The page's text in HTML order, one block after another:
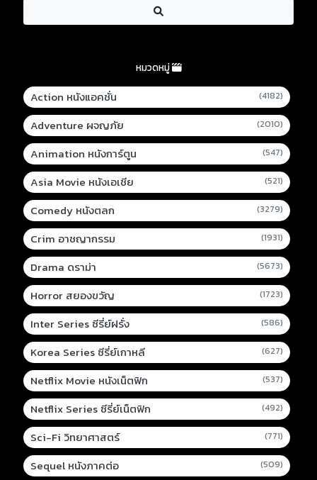
หมวดหมู่
Action หนังแอคชั่น (4182)
Adventure ผจญภัย (2010)
Animation หนังการ์ตูน (547)
Asia Movie หนังเอเชีย (521)
Comedy หนังตลก (3279)
Crim อาชญากรรม (1931)
Drama ดราม่า (5673)
Horror สยองขวัญ (1723)
Inter Series ซีรี่ย์ฝรั่ง (586)
Korea Series ซีรี่ย์เกาหลี (627)
Netflix Movie หนังเน็ตฟิก (537)
Netflix Series ซีรี่ย์เน็ตฟิก (492)
Sci-Fi วิทยาศาสตร์ (771)
Sequel หนังภาคต่อ (509)